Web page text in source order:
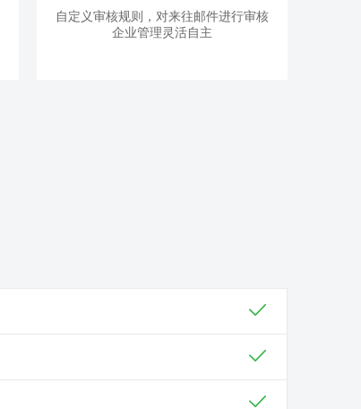
自定义审核规则，对来往邮件进行审核
企业管理灵活自主